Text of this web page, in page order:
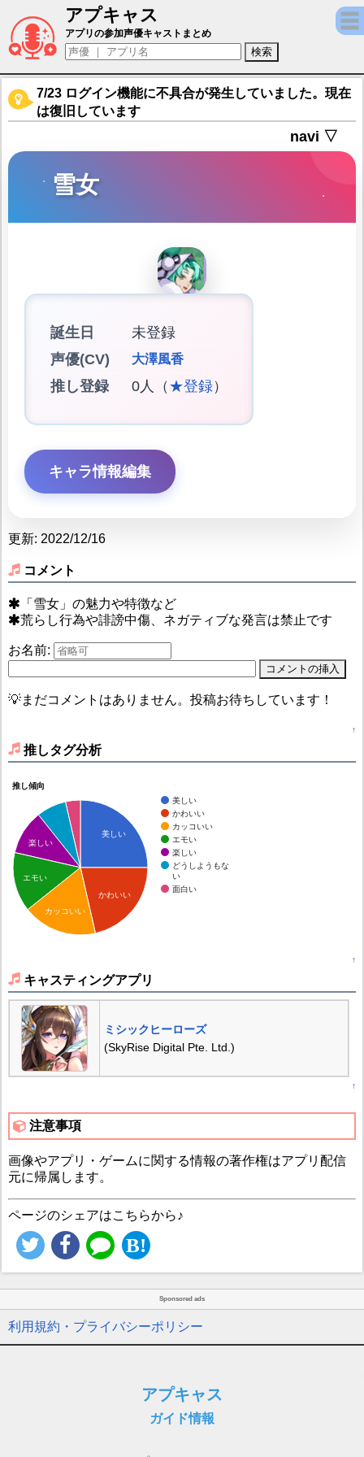
アプキャス
雪女（声優：大澤風香)【ミシックヒーロー
アプリの参加声優キャストまとめ
7/23 ログイン機能に不具合が発生していました。現在
は復旧しています
navi ▽
雪女
誕生日
未登録
声優(CV)
大澤風香
推し登録 0人（ ★登録）
キャラ情報編集
更新: 2022/12/16
コメント
「雪女」の魅力や特徴など
荒らし行為や誹謗中傷、ネガティブな発言は禁止です
お名前:
💡まだコメントはありません。投稿お待ちしています！
↑
推しタグ分析
推し傾向
美しい
かわいい
カッコいい
エモい
楽しい
どうしようもな
い
面白い
美しい
かわいい
楽しい
エモい
カッコいい
↑
キャスティングアプリ
ミシックヒーローズ
(SkyRise Digital Pte. Ltd.)
↑
注意事項
画像やアプリ・ゲームに関する情報の著作権はアプリ配信
元に帰属します。
ページのシェアはこちらから♪
Sponsored ads
利用規約・プライバシーポリシー
アプキャス
ガイド情報